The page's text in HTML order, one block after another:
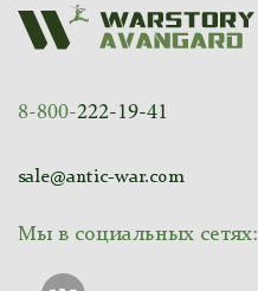
8-800-222-19-41
sale@antic-war.com
Мы в социальных сетях: